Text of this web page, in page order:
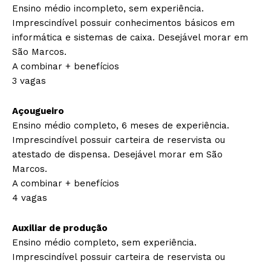
Ensino médio incompleto, sem experiência.
Imprescindível possuir conhecimentos básicos em
informática e sistemas de caixa. Desejável morar em
São Marcos.
A combinar + benefícios
3 vagas
Açougueiro
Ensino médio completo, 6 meses de experiência.
Imprescindível possuir carteira de reservista ou
atestado de dispensa. Desejável morar em São
Marcos.
A combinar + benefícios
4 vagas
Auxiliar de produção
Ensino médio completo, sem experiência.
Imprescindível possuir carteira de reservista ou